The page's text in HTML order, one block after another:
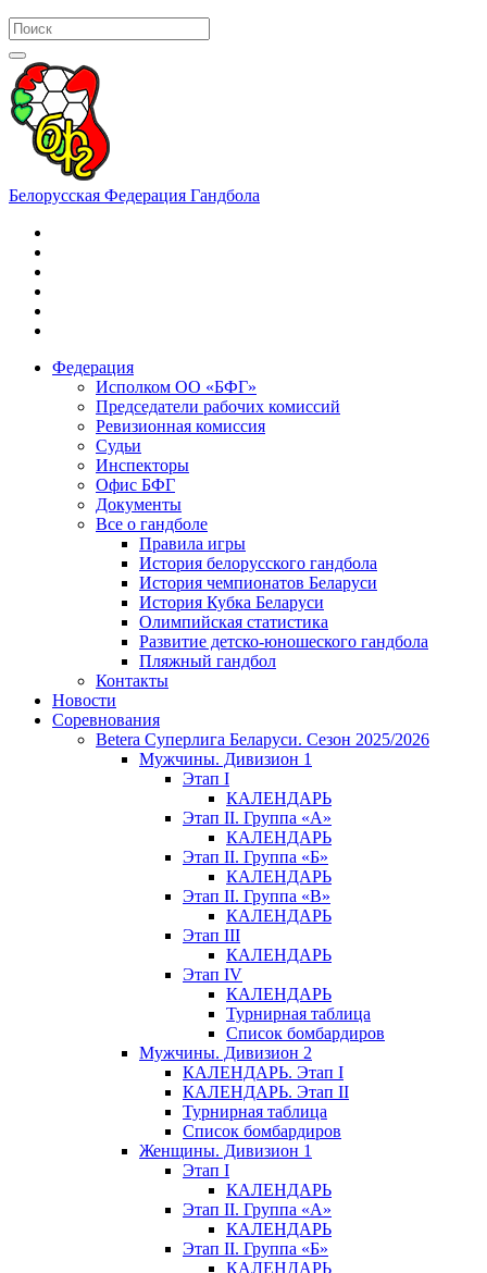
Белорусская Федерация Гандбола
Федерация
Исполком ОО «БФГ»
Председатели рабочих комиссий
Ревизионная комиссия
Судьи
Инспекторы
Офис БФГ
Документы
Все о гандболе
Правила игры
История белорусского гандбола
История чемпионатов Беларуси
История Кубка Беларуси
Олимпийская статистика
Развитие детско-юношеского гандбола
Пляжный гандбол
Контакты
Новости
Соревнования
Betera Суперлига Беларуси. Сезон 2025/2026
Мужчины. Дивизион 1
Этап I
КАЛЕНДАРЬ
Этап II. Группа «А»
КАЛЕНДАРЬ
Этап II. Группа «Б»
КАЛЕНДАРЬ
Этап II. Группа «В»
КАЛЕНДАРЬ
Этап III
КАЛЕНДАРЬ
Этап IV
КАЛЕНДАРЬ
Турнирная таблица
Список бомбардиров
Мужчины. Дивизион 2
КАЛЕНДАРЬ. Этап I
КАЛЕНДАРЬ. Этап II
Турнирная таблица
Список бомбардиров
Женщины. Дивизион 1
Этап I
КАЛЕНДАРЬ
Этап II. Группа «А»
КАЛЕНДАРЬ
Этап II. Группа «Б»
КАЛЕНДАРЬ